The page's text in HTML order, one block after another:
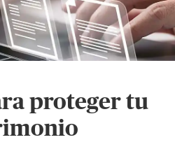
proteger tu